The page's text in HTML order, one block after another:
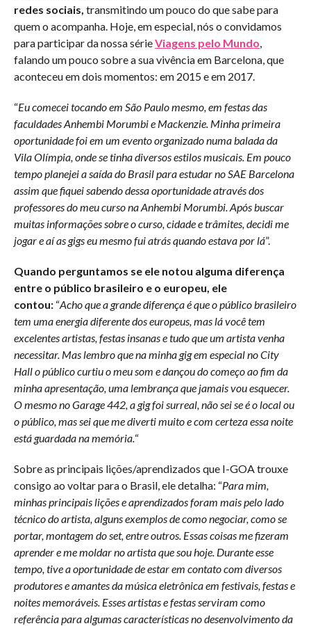
redes sociais, transmitindo um pouco do que sabe para
quem o acompanha. Hoje, em especial, nós o convidamos
para participar da nossa sérieViagens pelo Mundo,
falando um pouco sobre a sua vivência em Barcelona, que
aconteceu em dois momentos: em 2015 e em 2017.
“Eu comecei tocando em São Paulo mesmo, em festas das
faculdades Anhembi Morumbi e Mackenzie. Minha primeira
oportunidade foi em um evento organizado numa balada da
Vila Olímpia, onde se tinha diversos estilos musicais. Em pouco
tempo planejei a saída do Brasil para estudar no SAE Barcelona
assim que fiquei sabendo dessa oportunidade através dos
professores do meu curso na Anhembi Morumbi. Após buscar
muitas informações sobre o curso, cidade e trâmites, decidi me
jogar e aí as gigs eu mesmo fui atrás quando estava por lá”.
Quando perguntamos se ele notou alguma diferença
entre o público brasileiro e o europeu, ele
contou: “Acho que a grande diferença é que o público brasileiro
tem uma energia diferente dos europeus, mas lá você tem
excelentes artistas, festas insanas e tudo que um artista venha
necessitar. Mas lembro que na minha gig em especial no City
Hall o público curtiu o meu som e dançou do começo ao fim da
minha apresentação, uma lembrança que jamais vou esquecer.
O mesmo no Garage 442, a gig foi surreal, não sei se é o local ou
o público, mas sei que me diverti muito e com certeza essa noite
está guardada na memória.“
Sobre as principais lições/aprendizados que I-GOA trouxe
consigo ao voltar para o Brasil, ele detalha: “Para mim,
minhas principais lições e aprendizados foram mais pelo lado
técnico do artista, alguns exemplos de como negociar, como se
portar, montagem do set, entre outros. Essas coisas me fizeram
aprender e me moldar no artista que sou hoje. Durante esse
tempo, tive a oportunidade de estar em contato com diversos
produtores e amantes da música eletrônica em festivais, festas e
noites memoráveis. Esses artistas e festas serviram como
referência para algumas características no desenvolvimento da